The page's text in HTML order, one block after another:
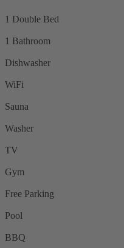
1 Double Bed
1 Bathroom
Dishwasher
WiFi
Sauna
Washer
TV
Gym
Free Parking
Pool
BBQ